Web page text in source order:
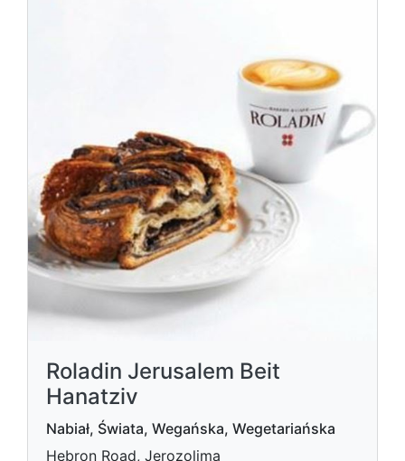
Roladin Jerusalem Beit
Hanatziv
Nabiał, Świata, Wegańska, Wegetariańska
Hebron Road, Jerozolima